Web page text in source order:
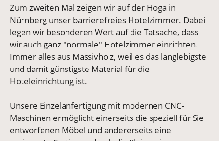
Zum zweiten Mal zeigen wir auf der Hoga in
Nürnberg unser barrierefreies Hotelzimmer. Dabei
legen wir besonderen Wert auf die Tatsache, dass
wir auch ganz "normale" Hotelzimmer einrichten.
Immer alles aus Massivholz, weil es das langlebigste
und damit günstigste Material für die
Hoteleinrichtung ist.
Unsere Einzelanfertigung mit modernen CNC-
Maschinen ermöglicht einerseits die speziell für Sie
entworfenen Möbel und andererseits eine